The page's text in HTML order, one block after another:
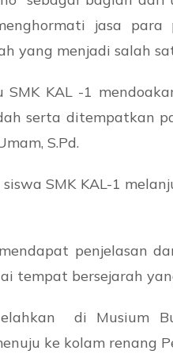
jasa
yang menjadi salah
KAL -1
serta ditempatkan
S.Pd.
SMK KAL-1
penjelasan
tempat bersejarah
di Musium
ke kolam renang